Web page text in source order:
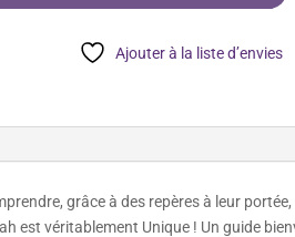
Ajouter à la liste d’envies
grâce à des repères à leur
est véritablement Unique ! Un guide